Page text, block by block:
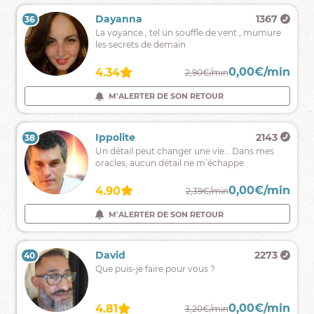
35 Crystall
595
Ma
mission
de
aider
,
vous
vous
guider
4.90 0,00€/min
M'ALERTER DE SON RETOUR
36 Dayanna 1367
La voyance , tel un souffle de vent , mumure
les secrets de demain
4.34 2,90€/min0,00€/min
M'ALERTER DE SON RETOUR
37 Jessy
9486
Médium
sans
spécialisée
en
domaine
affectif
4.99 2,79€/min 0,00€/min
M'ALERTER DE SON RETOUR
38 Ippolite 2143
Un détail peut changer une vie… Dans mes
oracles, aucun détail ne m’échappe.
4.90 2,39€/min0,00€/min
M'ALERTER DE SON RETOUR
39 Esther
4282
Je
aider
4.97 0,00€/min
40 David 2273
Que puis-je faire pour vous ?
4.81 3,20€/min0,00€/min